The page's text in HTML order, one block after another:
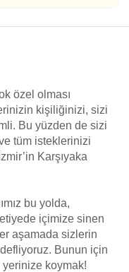
özel olması
kişiliğinizi, sizi
Bu yüzden de sizi
tüm isteklerinizi
Karşıyaka
bu yolda,
içimize sinen
aşamada sizlerin
Bunun için
yerinize koymak!